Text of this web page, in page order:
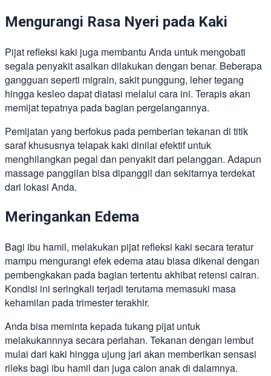
Mengurangi Rasa Nyeri pada Kaki
Pijat refleksi kaki juga membantu Anda untuk mengobati
segala penyakit asalkan dilakukan dengan benar. Beberapa
gangguan seperti migrain, sakit punggung, leher tegang
hingga kesleo dapat diatasi melalui cara ini. Terapis akan
memijat tepatnya pada bagian pergelangannya.
Pemijatan yang berfokus pada pemberian tekanan di titik
saraf khususnya telapak kaki dinilai efektif untuk
menghilangkan pegal dan penyakit dari pelanggan. Adapun
massage panggilan bisa dipanggil dan sekitarnya terdekat
dari lokasi Anda.
Meringankan Edema
Bagi ibu hamil, melakukan pijat refleksi kaki secara teratur
mampu mengurangi efek edema atau biasa dikenal dengan
pembengkakan pada bagian tertentu akhibat retensi cairan.
Kondisi ini seringkali terjadi terutama memasuki masa
kehamilan pada trimester terakhir.
Anda bisa meminta kepada tukang pijat untuk
melakukannnya secara perlahan. Tekanan dengan lembut
mulai dari kaki hingga ujung jari akan memberikan sensasi
rileks bagi ibu hamil dan juga calon anak di dalamnya.